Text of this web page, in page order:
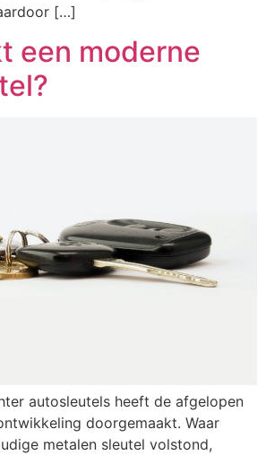
[…]
een moderne
autosleutels heeft de afgelopen
doorgemaakt. Waar
metalen sleutel volstond,